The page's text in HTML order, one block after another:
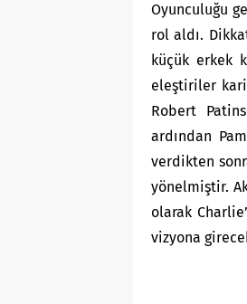
Oyunculuğu
rol aldı.
küçük erkek
eleştiriler
Robert
ardından
verdikten
yönelmiştir.
olarak
vizyona